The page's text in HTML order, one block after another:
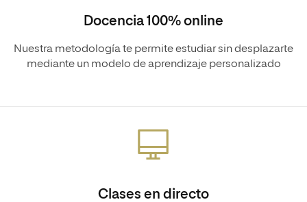
Docencia 100% online
Nuestra metodología te permite estudiar sin desplazarte
mediante un modelo de aprendizaje personalizado
Clases en directo